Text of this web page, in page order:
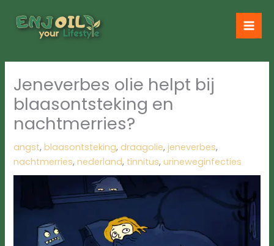
naar
Jeneverbes olie helpt bij
blaasontsteking en
nachtmerries?
angst,blaasontsteking,draagolie,jeneverbes,
nachtmerries,nederland, tinnitus,urineweginfecties